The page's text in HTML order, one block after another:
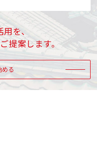
を、
提案します。
る